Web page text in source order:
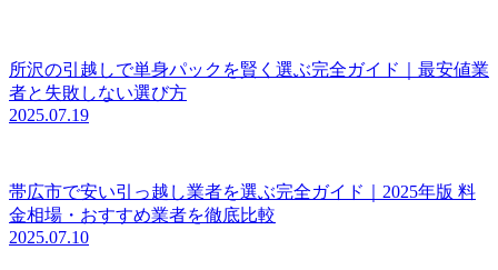
所沢の引越しで単身パックを賢く選ぶ完全ガイド｜最安値業
者と失敗しない選び方
2025.07.19
帯広市で安い引っ越し業者を選ぶ完全ガイド｜2025年版 料
金相場・おすすめ業者を徹底比較
2025.07.10